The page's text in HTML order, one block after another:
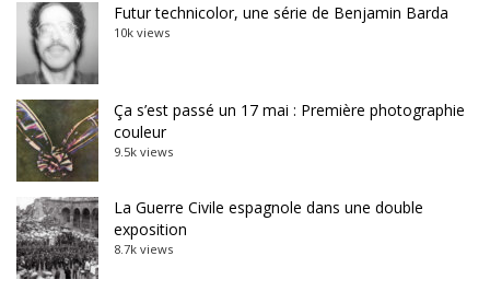
Futur technicolor, une série de Benjamin Barda
10k views
Ça s’est passé un 17 mai : Première photographie
couleur
9.5k views
La Guerre Civile espagnole dans une double
exposition
8.7k views